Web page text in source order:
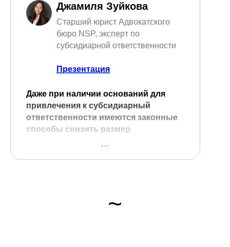
Джамиля Зуйкова
Старший юрист Адвокатского
бюро NSP, эксперт по
субсидиарной ответственности
Презентация
Даже при наличии оснований для
привлечения к субсидиарный
ответственности имеются законные
способы снизить размер
~